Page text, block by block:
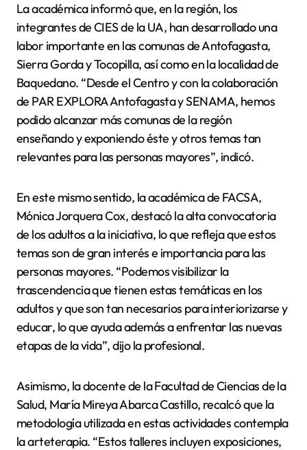
La académica informó que, en la región, los
integrantes de CIES de la UA, han desarrollado una
labor importante en las comunas de Antofagasta,
Sierra Gorda y Tocopilla, así como en la localidad de
Baquedano. “Desde el Centro y con la colaboración
de PAR EXPLORA Antofagasta y SENAMA, hemos
podido alcanzar más comunas de la región
enseñando y exponiendo éste y otros temas tan
relevantes para las personas mayores”, indicó.
En este mismo sentido, la académica de FACSA,
Mónica Jorquera Cox, destacó la alta convocatoria
de los adultos a la iniciativa, lo que refleja que estos
temas son de gran interés e importancia para las
personas mayores. “Podemos visibilizar la
trascendencia que tienen estas temáticas en los
adultos y que son tan necesarios para interiorizarse y
educar, lo que ayuda además a enfrentar las nuevas
etapas de la vida”, dijo la profesional.
Asimismo, la docente de la Facultad de Ciencias de la
Salud, María Mireya Abarca Castillo, recalcó que la
metodología utilizada en estas actividades contempla
la arteterapia. “Estos talleres incluyen exposiciones,